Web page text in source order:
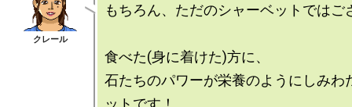
もちろん、ただのシャーベットではご
食べた(身に着けた)方に、
石たちのパワーが栄養のようにしみわ